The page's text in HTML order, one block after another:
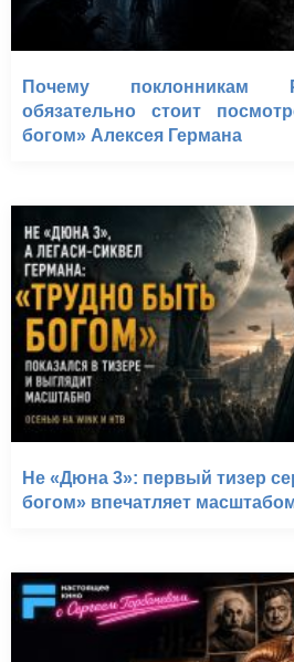
Почему поклонникам
обязательно стоит
богом» Алексея Германа
Не «Дюна 3»: первый тизер
богом» впечатляет